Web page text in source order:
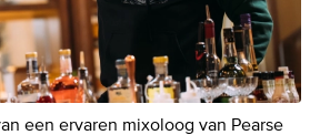
een ervaren mixoloog van Pearse